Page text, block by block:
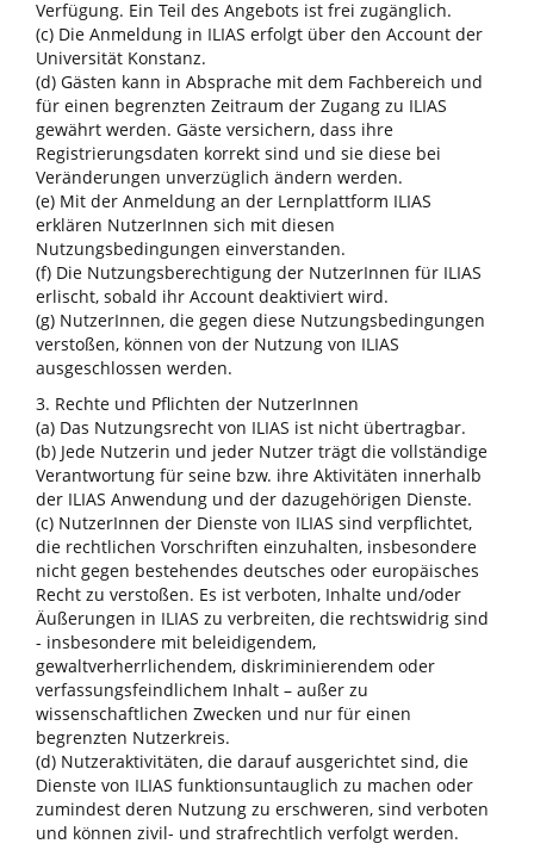
Verfügung. Ein Teil des Angebots ist frei zugänglich.
(c) Die Anmeldung in ILIAS erfolgt über den Account der
Universität Konstanz.
(d) Gästen kann in Absprache mit dem Fachbereich und
für einen begrenzten Zeitraum der Zugang zu ILIAS
gewährt werden. Gäste versichern, dass ihre
Registrierungsdaten korrekt sind und sie diese bei
Veränderungen unverzüglich ändern werden.
(e) Mit der Anmeldung an der Lernplattform ILIAS
erklären NutzerInnen sich mit diesen
Nutzungsbedingungen einverstanden.
(f) Die Nutzungsberechtigung der NutzerInnen für ILIAS
erlischt, sobald ihr Account deaktiviert wird.
(g) NutzerInnen, die gegen diese Nutzungsbedingungen
verstoßen, können von der Nutzung von ILIAS
ausgeschlossen werden.
3. Rechte und Pflichten der NutzerInnen
(a) Das Nutzungsrecht von ILIAS ist nicht übertragbar.
(b) Jede Nutzerin und jeder Nutzer trägt die vollständige
Verantwortung für seine bzw. ihre Aktivitäten innerhalb
der ILIAS Anwendung und der dazugehörigen Dienste.
(c) NutzerInnen der Dienste von ILIAS sind verpflichtet,
die rechtlichen Vorschriften einzuhalten, insbesondere
nicht gegen bestehendes deutsches oder europäisches
Recht zu verstoßen. Es ist verboten, Inhalte und/oder
Äußerungen in ILIAS zu verbreiten, die rechtswidrig sind
- insbesondere mit beleidigendem,
gewaltverherrlichendem, diskriminierendem oder
verfassungsfeindlichem Inhalt – außer zu
wissenschaftlichen Zwecken und nur für einen
begrenzten Nutzerkreis.
(d) Nutzeraktivitäten, die darauf ausgerichtet sind, die
Dienste von ILIAS funktionsuntauglich zu machen oder
zumindest deren Nutzung zu erschweren, sind verboten
und können zivil- und strafrechtlich verfolgt werden.